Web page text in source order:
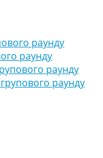
раунду
раунду
раунду
раунду